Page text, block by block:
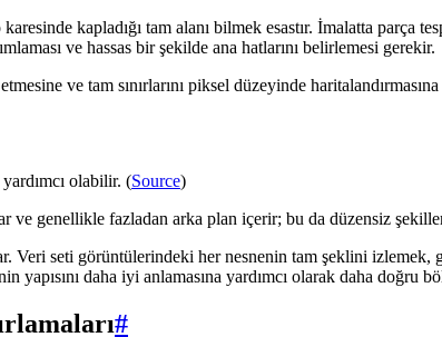
kapladığı tam alanı bilmek esastır. İmalatta parça
ve hassas bir şekilde ana hatlarını belirlemesi gerekir.
ve tam sınırlarını piksel düzeyinde
olabilir. (Source)
ve genellikle fazladan arka plan içerir; bu da düzensiz
seti görüntülerindeki her nesnenin tam şeklini izlemek,
yapısını daha iyi anlamasına yardımcı olarak daha doğru
#